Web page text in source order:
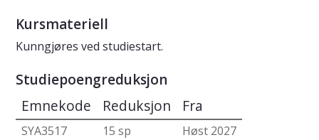
Kursmateriell
Kunngjøres ved studiestart.
Studiepoengreduksjon
Emnekode Reduksjon Fra
SYA3517 15 sp
Høst 2027